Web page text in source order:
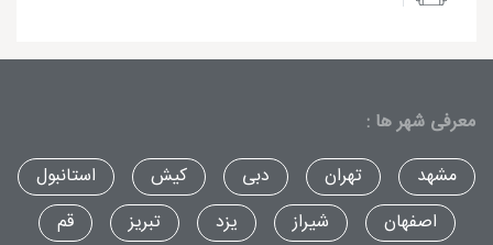
معرفی شهر ها :
مشهد
تهران دبی کیش
استانبول
اصفهان
شیراز یزد تبریز
قم